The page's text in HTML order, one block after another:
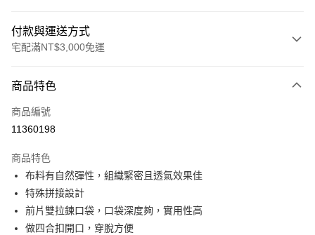
付款與運送方式
宅配滿NT$3,000免運
信用卡一次付款
信用卡分期付款
合作金庫商業銀行
華南商業銀行
彰化商業銀行
上海商業儲蓄銀行
國泰世華商業銀行
兆豐國際商業銀行
臺灣中小企業銀行
6 期 0 利率 每期
華南商業銀行
上海商業儲蓄銀行
台北富邦商業銀行
國泰世華商業銀行
Apple Pay
街口支付
商品特色
商品編號
11360198
商品特色
布料有自然彈性，組織緊密且透氣效果佳
特殊拼接設計
前片雙拉鍊口袋，口袋深度夠，實用性高
做四合扣開口，穿脫方便